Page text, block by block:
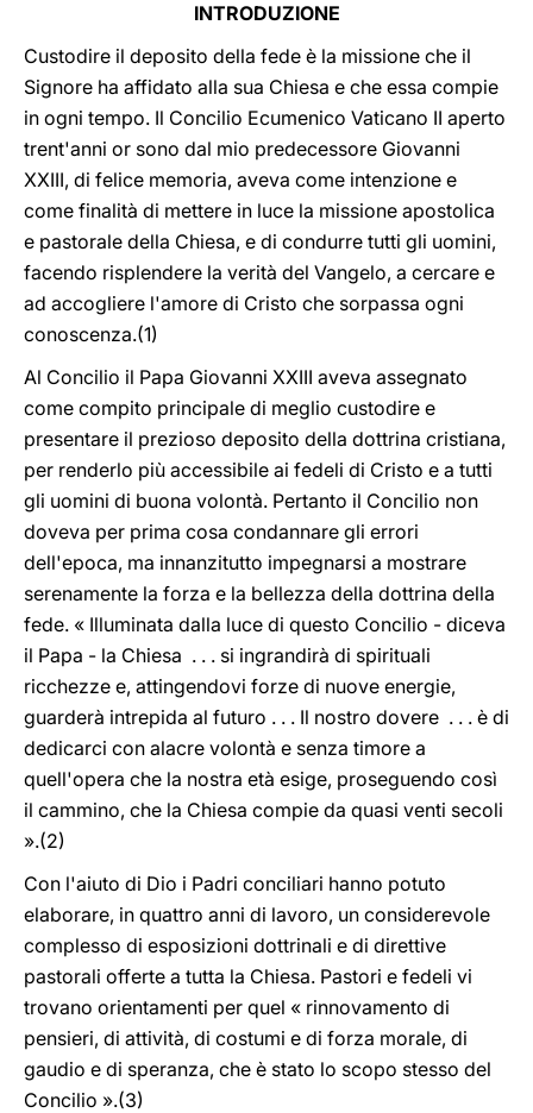
INTRODUZIONE
Custodire il deposito della fede è la missione che il
Signore ha affidato alla sua Chiesa e che essa compie
in ogni tempo. Il Concilio Ecumenico Vaticano II aperto
trent'anni or sono dal mio predecessore Giovanni
XXIII, di felice memoria, aveva come intenzione e
come finalità di mettere in luce la missione apostolica
e pastorale della Chiesa, e di condurre tutti gli uomini,
facendo risplendere la verità del Vangelo, a cercare e
ad accogliere l'amore di Cristo che sorpassa ogni
conoscenza.(1)
Al Concilio il Papa Giovanni XXIII aveva assegnato
come compito principale di meglio custodire e
presentare il prezioso deposito della dottrina cristiana,
per renderlo più accessibile ai fedeli di Cristo e a tutti
gli uomini di buona volontà. Pertanto il Concilio non
doveva per prima cosa condannare gli errori
dell'epoca, ma innanzitutto impegnarsi a mostrare
serenamente la forza e la bellezza della dottrina della
fede. « Illuminata dalla luce di questo Concilio - diceva
il Papa - la Chiesa . . . si ingrandirà di spirituali
ricchezze e, attingendovi forze di nuove energie,
guarderà intrepida al futuro . . . Il nostro dovere . . . è di
dedicarci con alacre volontà e senza timore a
quell'opera che la nostra età esige, proseguendo così
il cammino, che la Chiesa compie da quasi venti secoli
».(2)
Con l'aiuto di Dio i Padri conciliari hanno potuto
elaborare, in quattro anni di lavoro, un considerevole
complesso di esposizioni dottrinali e di direttive
pastorali offerte a tutta la Chiesa. Pastori e fedeli vi
trovano orientamenti per quel « rinnovamento di
pensieri, di attività, di costumi e di forza morale, di
gaudio e di speranza, che è stato lo scopo stesso del
Concilio ».(3)